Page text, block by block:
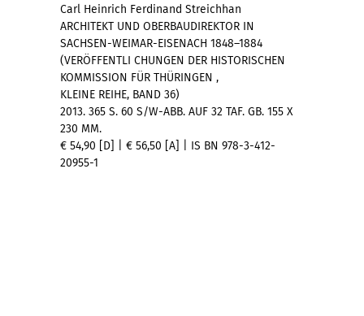
Carl Heinrich Ferdinand Streichhan
ARCHITEKT UND OBERBAUDIREKTOR IN
SACHSEN-WEIMAR-EISENACH 1848–1884
(VERÖFFENTLI CHUNGEN DER HISTORISCHEN
KOMMISSION FÜR THÜRINGEN ,
KLEINE REIHE, BAND 36)
2013. 365 S. 60 S/W-ABB. AUF 32 TAF. GB. 155 X
230 MM.
€ 54,90 [D] | € 56,50 [A] | IS BN 978-3-412-
20955-1